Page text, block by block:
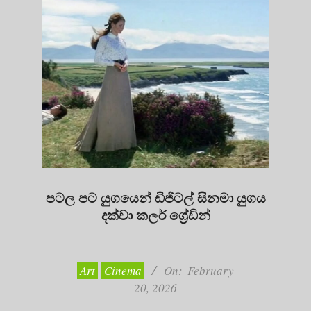
පටල පට යුගයෙන් ඩිජිටල් සිනමා යුගය
දක්වා කලර් ග්‍රේඩින්
Art Cinema On: February
20, 2026